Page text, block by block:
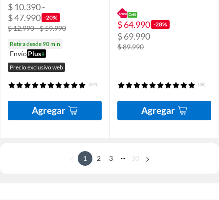
$ 10.390 -
$ 47.990 -20%
$ 12.990 - $ 59.990
Retira desde 90 min
EnvíoPlus+
Precio exclusivo web
(241)
Agregar
$ 64.990 -28%
$ 69.990
$ 89.990
(68)
Agregar
1 2 3 ... 30